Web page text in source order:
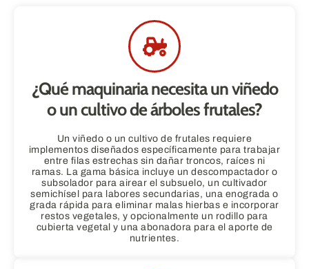
¿Qué maquinaria necesita un viñedo
o un cultivo de árboles frutales?
Un viñedo o un cultivo de frutales requiere
implementos diseñados específicamente para trabajar
entre filas estrechas sin dañar troncos, raíces ni
ramas. La gama básica incluye un descompactador o
subsolador para airear el subsuelo, un cultivador
semichísel para labores secundarias, una enograda o
grada rápida para eliminar malas hierbas e incorporar
restos vegetales, y opcionalmente un rodillo para
cubierta vegetal y una abonadora para el aporte de
nutrientes.